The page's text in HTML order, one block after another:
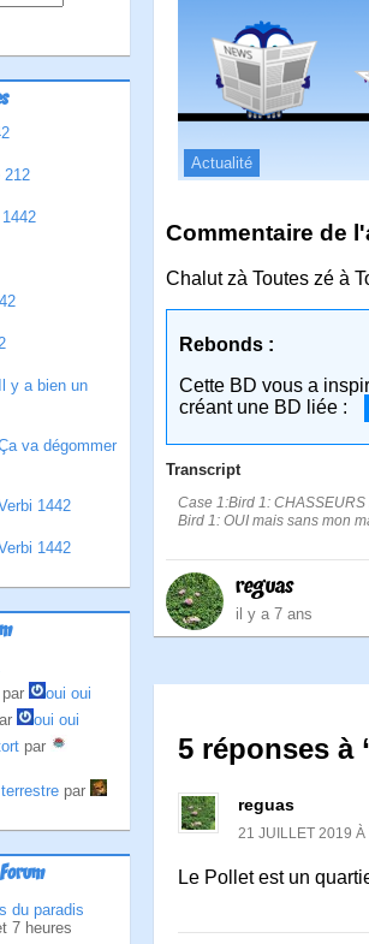
212
Il y a bien un
va dégommer
1442
1442
par
oui oui
oui oui
par
par
du paradis
7 heures
Actualité
Commentaire de
Chalut zà Toutes zé à
Rebonds :
Cette BD vous a
créant une BD liée :
Transcript
Case 1:Bird 1:
Bird 1: OUI mais sans mon
reguas
il y a 7 ans
5 réponses à
reguas
21 JUILLET 2019 À
Le Pollet est un